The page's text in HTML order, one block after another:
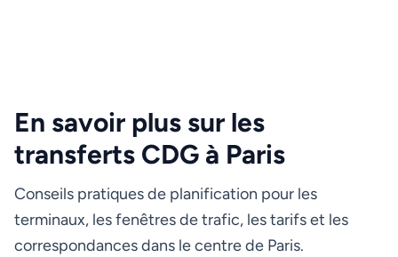
En savoir plus sur les
transferts CDG à Paris
Conseils pratiques de planification pour les
terminaux, les fenêtres de trafic, les tarifs et les
correspondances dans le centre de Paris.